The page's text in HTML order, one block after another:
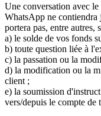
Une conversation avec
WhatsApp ne contiendra
portera pas, entre autres,
a) le solde de vos fonds
b) toute question liée à
c) la passation ou la
d) la modification ou la
client ;
e) la soumission
vers/depuis le compte de